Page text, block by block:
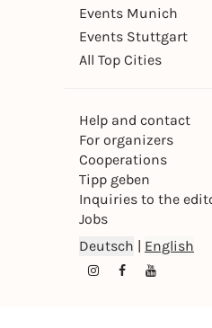
Events Munich
Events Stuttgart
All Top Cities
Help and contact
For organizers
Cooperations
Tipp geben
Inquiries to the
Jobs
Deutsch English